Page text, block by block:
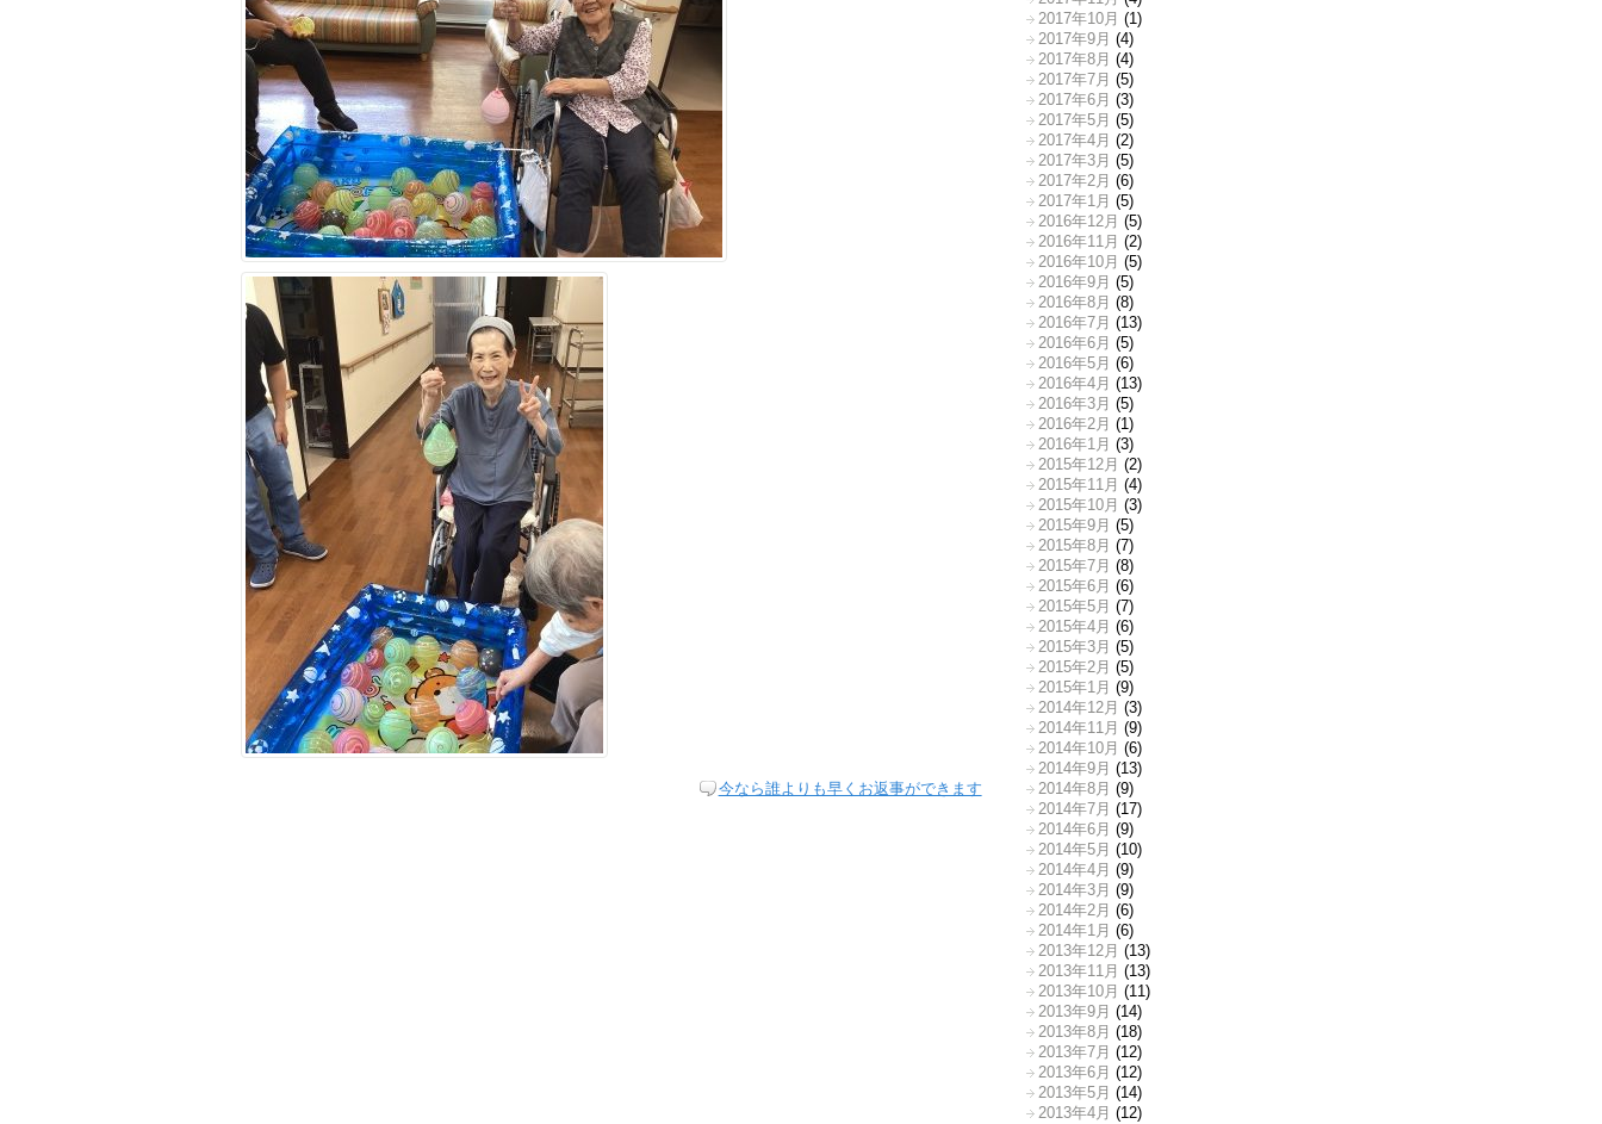
今なら誰よりも早くお返事ができます
2017年10月 (1)
2017年9月 (4)
2017年8月 (4)
2017年7月 (5)
2017年6月 (3)
2017年5月 (5)
2017年4月 (2)
2017年3月 (5)
2017年2月 (6)
2017年1月 (5)
2016年12月 (5)
2016年11月 (2)
2016年10月 (5)
2016年9月 (5)
2016年8月 (8)
2016年7月 (13)
2016年6月 (5)
2016年5月 (6)
2016年4月 (13)
2016年3月 (5)
2016年2月 (1)
2016年1月 (3)
2015年12月 (2)
2015年11月 (4)
2015年10月 (3)
2015年9月 (5)
2015年8月 (7)
2015年7月 (8)
2015年6月 (6)
2015年5月 (7)
2015年4月 (6)
2015年3月 (5)
2015年2月 (5)
2015年1月 (9)
2014年12月 (3)
2014年11月 (9)
2014年10月 (6)
2014年9月 (13)
2014年8月 (9)
2014年7月 (17)
2014年6月 (9)
2014年5月 (10)
2014年4月 (9)
2014年3月 (9)
2014年2月 (6)
2014年1月 (6)
2013年12月 (13)
2013年11月 (13)
2013年10月 (11)
2013年9月 (14)
2013年8月 (18)
2013年7月 (12)
2013年6月 (12)
2013年5月 (14)
2013年4月 (12)